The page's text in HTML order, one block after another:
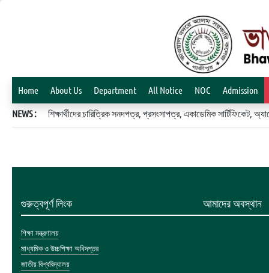
Home About Us Department All Notice NOC Admission
NEWS : শিক্ষার্থীদের চারিত্রিক সনদপত্র, প্রসংসাপত্র, একাডেমিক
গুরুত্বপূর্ণ লিংক
শিক্ষা মন্ত্রণালয়
মাধ্যমিক ও উচ্চশিক্ষা অধিদপ্তর
জাতীয় বিশ্ববিদ্যালয়
আমাদের অবস্থান